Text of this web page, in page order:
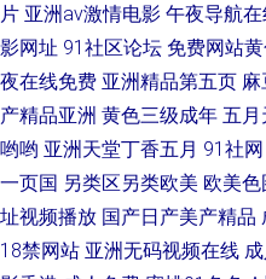
片 亚洲av激情电影 午夜导航
影网址 91社区论坛 免费网站
夜在线免费 亚洲精品第五页
产精品亚洲 黄色三级成年 五月
哟哟 亚洲天堂丁香五月 91社网
一页国 另类区另类欧美 欧美
址视频播放 国产日产美产精品
18禁网站 亚洲无码视频在线